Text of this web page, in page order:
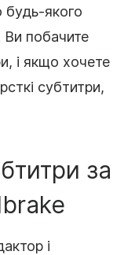
будь-якого
Ви побачите
і якщо хочете
субтитри,
за
і